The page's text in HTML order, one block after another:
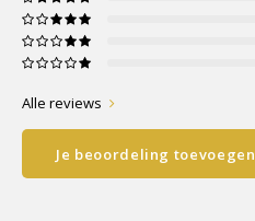
Alle reviews
Je beoordeling toevoegen